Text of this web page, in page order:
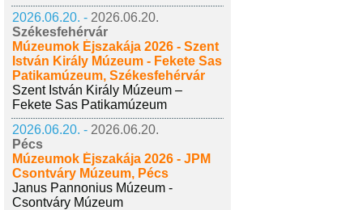
2026.06.20. - 2026.06.20.
Székesfehérvár
Múzeumok Éjszakája 2026 - Szent
István Király Múzeum - Fekete Sas
Patikamúzeum, Székesfehérvár
Szent István Király Múzeum –
Fekete Sas Patikamúzeum
2026.06.20. - 2026.06.20.
Pécs
Múzeumok Éjszakája 2026 - JPM
Csontváry Múzeum, Pécs
Janus Pannonius Múzeum -
Csontváry Múzeum